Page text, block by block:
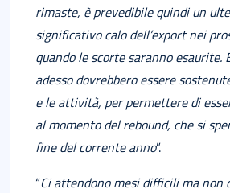
rimaste, è prevedibile quindi un
significativo calo dell’export nei
quando le scorte saranno esaurite.
adesso dovrebbero essere
e le attività, per permettere di
al momento del rebound, che si
fine del corrente anno”.
“Ci attendono mesi difficili ma non